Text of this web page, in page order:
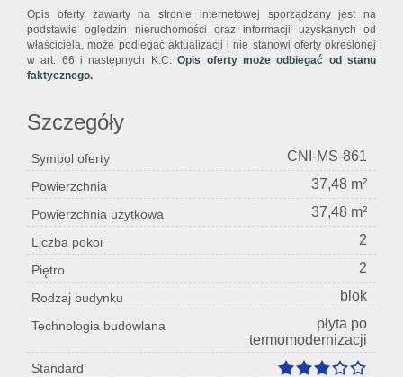
Opis oferty zawarty na stronie internetowej sporządzany jest na
podstawie oględzin nieruchomości oraz informacji uzyskanych od
właściciela, może podlegać aktualizacji i nie stanowi oferty określonej
w art. 66 i następnych K.C.Opis oferty może odbiegać od stanu
faktycznego.
Szczegóły
Symbol oferty CNI-MS-861
Powierzchnia 37,48 m²
Powierzchnia użytkowa 37,48 m²
Liczba pokoi 2
Piętro 2
Rodzaj budynku blok
Technologia budowlana
płyta po
termomodernizacji
Standard